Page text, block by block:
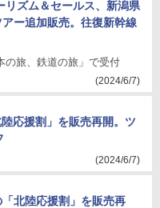
リズム＆セールス、新潟県
ー追加販売。往復新幹線
の旅、鉄道の旅」で受付
(2024/6/7)
応援割」を販売再開。ツ
(2024/6/7)
北陸応援割」を販売再